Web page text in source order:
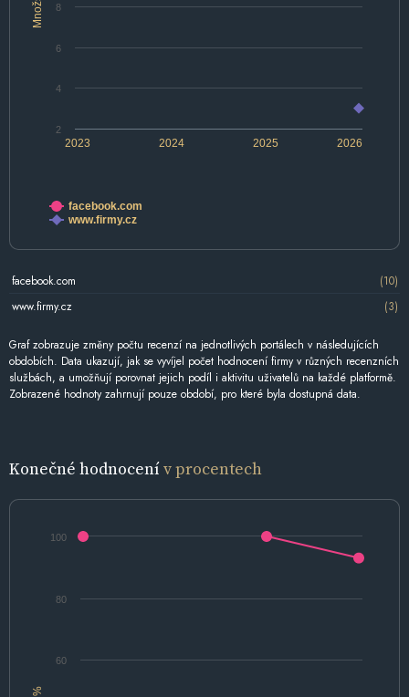
2024 2026
2023 2025
2
4
6
8
facebook.com
www.firmy.cz
facebook.com
(10)
www.firmy.cz
(3)
Graf zobrazuje změny počtu recenzí na jednotlivých portálech v následujících
obdobích. Data ukazují, jak se vyvíjel počet hodnocení firmy v různých recenzních
službách, a umožňují porovnat jejich podíl i aktivitu uživatelů na každé platformě.
Zobrazené hodnoty zahrnují pouze období, pro které byla dostupná data.
Konečné hodnocenív procentech
%
60
80
100